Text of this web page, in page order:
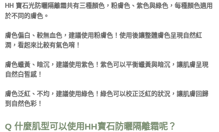
HH 寶石光防曬隔離霜共有三種顏色，粉膚色、紫色與綠色，每種顏色適用
於不同的膚色。
膚色偏白、較無血色，建議使用粉膚色！使用後讓整體膚色呈現自然紅
潤，看起來比較有氣色唷！
膚色蠟黃、暗沉，建議使用紫色！紫色可以平衡蠟黃與暗沉，讓肌膚呈現
自然白皙感！
膚色泛紅、不均，建議使用綠色！綠色可以校正泛紅的狀況，讓肌膚回歸
到自然色彩！
Q 什麼肌型可以使用HH寶石防曬隔離霜呢？